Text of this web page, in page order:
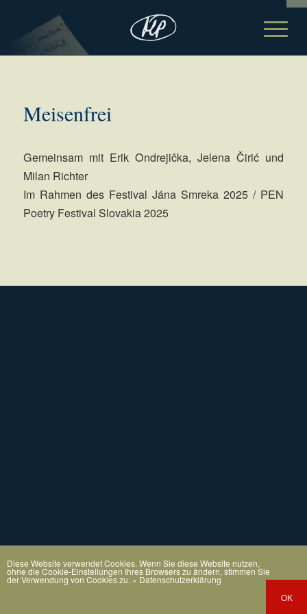
Meisenfrei
Gemeinsam mit Erik Ondrejička, Jelena Čirić und
Milan Richter
Im Rahmen des Festival Jána Smreka 2025 / PEN
Poetry Festival Slovakia 2025
Diese Website verwendet Cookies. Wenn Sie diese Website nutzen,
ohne die Cookie-Einstellungen Ihres Browsers zu ändern, stimmen Sie
der Verwendung von Cookies zu. » Datenschutzerklärung
OK